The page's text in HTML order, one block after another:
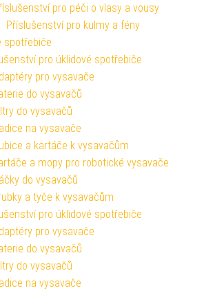
pro péči o vlasy a vousy
Příslušenství pro kulmy a fény
spotřebiče
pro úklidové spotřebiče
pro vysavače
do vysavačů
do vysavačů
na vysavače
a kartáče k vysavačům
a mopy pro robotické vysavače
do vysavačů
a tyče k vysavačům
pro úklidové spotřebiče
pro vysavače
do vysavačů
do vysavačů
na vysavače